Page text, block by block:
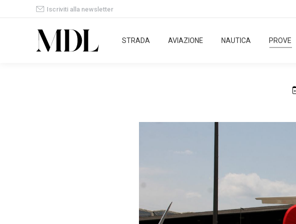
Iscriviti alla newsletter
STRADA AVIAZIONE NAUTICA PROVE